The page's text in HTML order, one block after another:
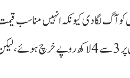
کو آگ لگا دی کیونکہ انہیں مناسب
نہیں مل رہی تھی۔ انہوں نے تقریباً چار ایکڑ زمین پر پیاز کی کاشت کی تھی اور بتایا کہ فصل پر 3 سے 4 لاکھ روپے خرچ